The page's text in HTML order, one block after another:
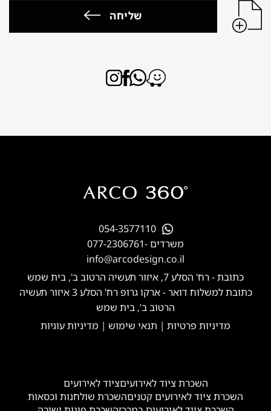
שליחה
054-3577110
משרדים -077-2306761
info@arcodesign.co.il
כתובת - רח' הסלע 7, איזור תעשיה הרטוב ב', בית שמש
כתובת למשלוח דואר - ארקו גרופ רח' הסלע 3 איזור תעשיה
הרטוב ב’, בית שמש
מדיניות פרטיות | תנאי שימוש | מדיניות עוגיות
השכרת ציוד לאירועיםציוד לאירועים
השכרת ציוד לאירועים קטניםהשכרת שולחנות וכסאות